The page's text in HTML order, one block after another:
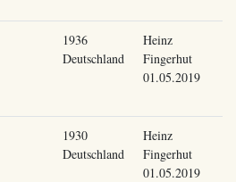
1936
Deutschland
Heinz
Fingerhut
01.05.2019
1930
Deutschland
Heinz
Fingerhut
01.05.2019